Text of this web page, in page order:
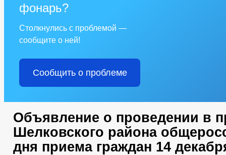
фонарь?
Столкнулись с проблемой —
сообщите о ней!
Сообщить о проблеме
Объявление о проведении в
Шелковского района
дня приема граждан 14